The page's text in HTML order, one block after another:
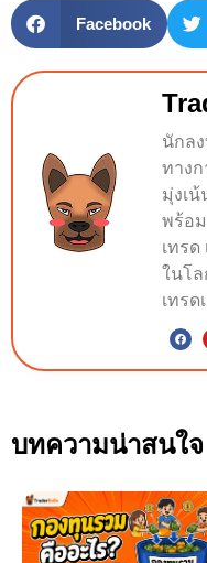
Facebook
นักล
ทางก
มุ่งเน้
พร้อ
เทร
ในโล
เทร
บทความน่าสนใจ